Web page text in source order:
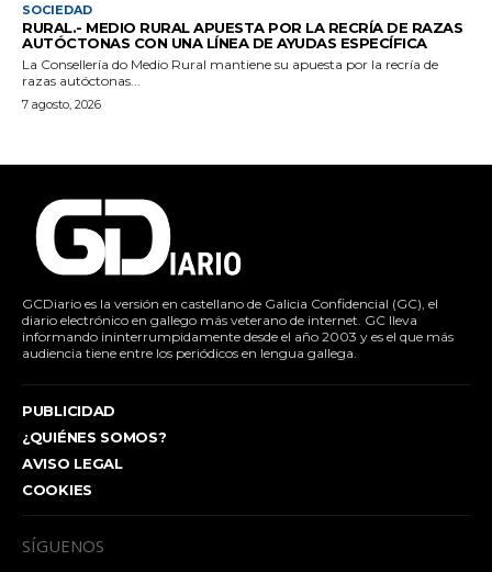
SOCIEDAD
RURAL.- MEDIO RURAL APUESTA POR LA RECRÍA DE RAZAS
AUTÓCTONAS CON UNA LÍNEA DE AYUDAS ESPECÍFICA
La Consellería do Medio Rural mantiene su apuesta por la recría de
razas autóctonas...
7 agosto, 2026
GCDiario es la versión en castellano de Galicia Confidencial (GC), el
diario electrónico en gallego más veterano de internet. GC lleva
informando ininterrumpidamente desde el año 2003 y es el que más
audiencia tiene entre los periódicos en lengua gallega.
PUBLICIDAD
¿QUIÉNES SOMOS?
AVISO LEGAL
COOKIES
SÍGUENOS